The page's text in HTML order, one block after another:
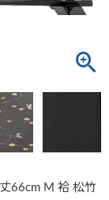
丈66cm M 袷 松竹